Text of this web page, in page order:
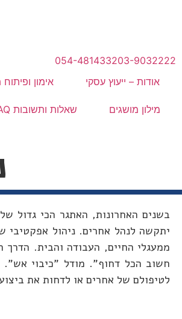
03-9032222
054-4814332
אודות – ייעוץ עסקי
אימון
מילון מושגים שאלות ותשובות FAQ
בשנים האחרונות, האתגר הכי גדול
יתקשה לנהל אחרים. ניהול אפקטיבי
ממעגלי החיים, העבודה והבית.
חשוב הכל דחוף". מודל "כיבוי אש".
לטיפולם של אחרים או לדחות את